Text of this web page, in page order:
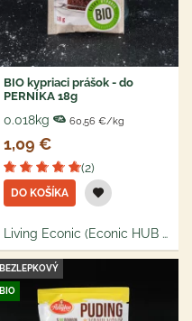
BIO kypriaci prášok - do
PERNÍKA 18g
0.018kg 60,56 €/kg
1,09 €
(2)
DO KOŠÍKA
Living Econic (Econic HUB s.r.o.)
BEZLEPKOVÝ
BIO